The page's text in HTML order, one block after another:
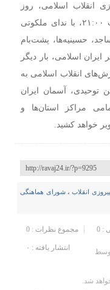
انقلاب اسلامی، روز
یکشنبه ۲۱ بهمن‌ماه ۱۴۰۳، رأس ساعت ۲۱:۰۰، با ندای ملکوتی
حسینیه‌ها، پشت‌بام
اسلامی، بار دیگر
انقلاب اسلامی به
توحیدی، آسمان ایران
مراکز استان‌ها و
خواهد کشید.
انقلاب،شورای هماهنگی
مجموع نظرات : 0 0
انتشار یافته : ۰
شد.